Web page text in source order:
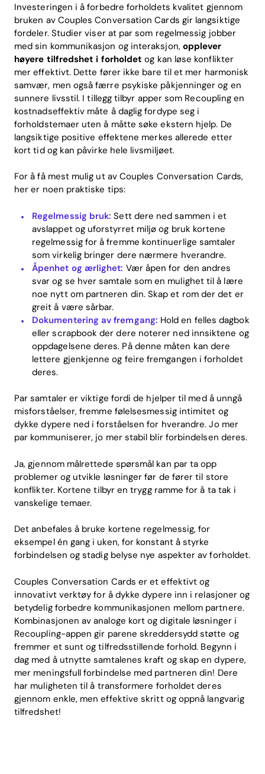
Investeringen i å forbedre forholdets kvalitet gjennom
bruken av Couples Conversation Cards gir langsiktige
fordeler. Studier viser at par som regelmessig jobber
med sin kommunikasjon og interaksjon, opplever
høyere tilfredshet i forholdet og kan løse konflikter
mer effektivt. Dette fører ikke bare til et mer harmonisk
samvær, men også færre psykiske påkjenninger og en
sunnere livsstil. I tillegg tilbyr apper som Recoupling en
kostnadseffektiv måte å daglig fordype seg i
forholdstemaer uten å måtte søke ekstern hjelp. De
langsiktige positive effektene merkes allerede etter
kort tid og kan påvirke hele livsmiljøet.
For å få mest mulig ut av Couples Conversation Cards,
her er noen praktiske tips:
Regelmessig bruk: Sett dere ned sammen i et
avslappet og uforstyrret miljø og bruk kortene
regelmessig for å fremme kontinuerlige samtaler
som virkelig bringer dere nærmere hverandre.
Åpenhet og ærlighet: Vær åpen for den andres
svar og se hver samtale som en mulighet til å lære
noe nytt om partneren din. Skap et rom der det er
greit å være sårbar.
Dokumentering av fremgang: Hold en felles dagbok
eller scrapbook der dere noterer ned innsiktene og
oppdagelsene deres. På denne måten kan dere
lettere gjenkjenne og feire fremgangen i forholdet
deres.
Par samtaler er viktige fordi de hjelper til med å unngå
misforståelser, fremme følelsesmessig intimitet og
dykke dypere ned i forståelsen for hverandre. Jo mer
par kommuniserer, jo mer stabil blir forbindelsen deres.
Ja, gjennom målrettede spørsmål kan par ta opp
problemer og utvikle løsninger før de fører til store
konflikter. Kortene tilbyr en trygg ramme for å ta tak i
vanskelige temaer.
Det anbefales å bruke kortene regelmessig, for
eksempel én gang i uken, for konstant å styrke
forbindelsen og stadig belyse nye aspekter av forholdet.
Couples Conversation Cards er et effektivt og
innovativt verktøy for å dykke dypere inn i relasjoner og
betydelig forbedre kommunikasjonen mellom partnere.
Kombinasjonen av analoge kort og digitale løsninger i
Recoupling-appen gir parene skreddersydd støtte og
fremmer et sunt og tilfredsstillende forhold. Begynn i
dag med å utnytte samtalenes kraft og skap en dypere,
mer meningsfull forbindelse med partneren din! Dere
har muligheten til å transformere forholdet deres
gjennom enkle, men effektive skritt og oppnå langvarig
tilfredshet!